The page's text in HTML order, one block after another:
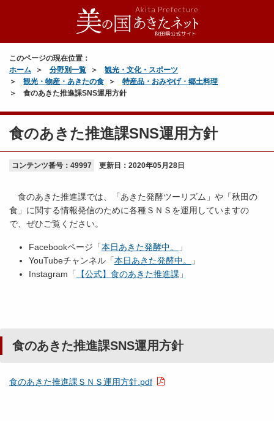
このページの現在位置：
ホーム
分野別一覧
観光・文化・スポーツ
観光・物産・あきたの食
特産品・おみやげ・郷土料理
食のあきた推進課SNS運用方針
食のあきた推進課SNS運用方針
コンテンツ番号：49997 更新日： 2020年05月28日
食のあきた推進課では、「あきた発酵ツーリズム」や「秋田の
食」に関する情報発信のために各種ＳＮＳを運用していますの
で、ぜひご覧ください。
Facebookページ「本日あきた発酵中。
」
YouTubeチャンネル「本日あきた発酵中。
」
Instagram「
【公式】食のあきた推進課 」
食のあきた推進課SNS運用方針
食のあきた推進課ＳＮＳ運用方針.pdf